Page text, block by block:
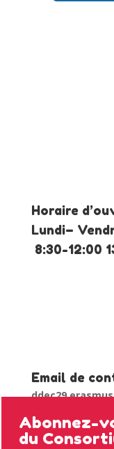
Horaire
Lundi–
8:30-12:00
Email de
Abonnez-
du